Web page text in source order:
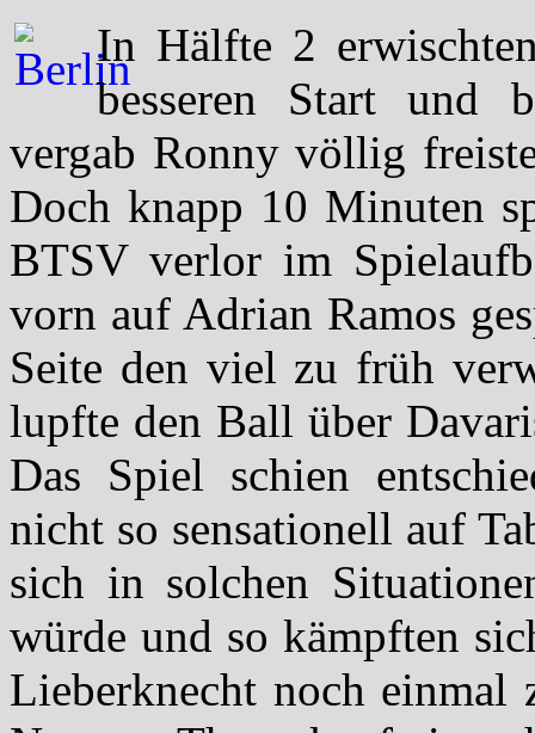
In Hälfte 2
besseren Start und
vergab Ronny völlig
Doch knapp 10 Minuten
BTSV verlor im
vorn auf Adrian Ramos
Seite den viel zu früh
lupfte den Ball über
Das Spiel schien
nicht so sensationell auf
sich in solchen
würde und so kämpften
Lieberknecht noch